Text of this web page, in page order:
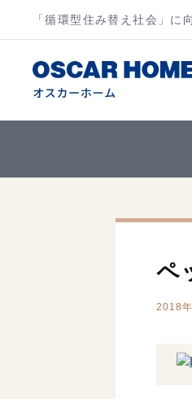
「循環型住み替え社会」に
ペ
2018